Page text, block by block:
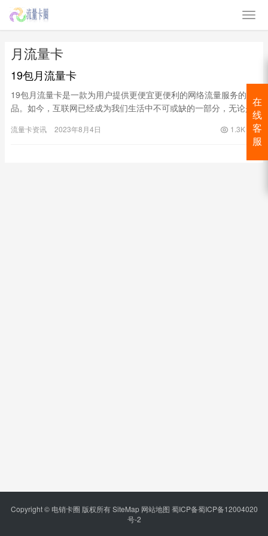
月流量卡
19包月流量卡
19包月流量卡是一款为用户提供更便宜更便利的网络流量服务的产
品。如今，互联网已经成为我们生活中不可或缺的一部分，无论是
工作、学习还是娱乐，我们都需要不断地与网络保持连接。而流量
卡作…
流量卡资讯 2023年8月4日 1.3K
在
线
客
服
Copyright © 电销卡圈 版权所有SiteMap 网站地图 蜀ICP备蜀ICP备12004020
号-2